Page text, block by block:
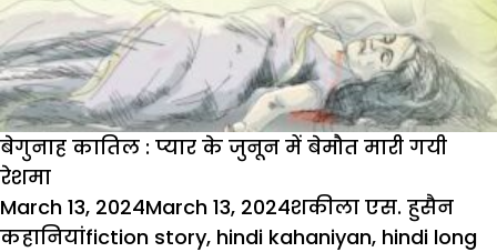
बेगुनाह कातिल : प्यार के जुनून में बेमौत मारी गयी
रेशमा
Posted
on
March 13, 2024March 13, 2024Author
शकीला एस. हुसैन
कहानियांTags
fiction story, hindi kahaniyan, hindi long